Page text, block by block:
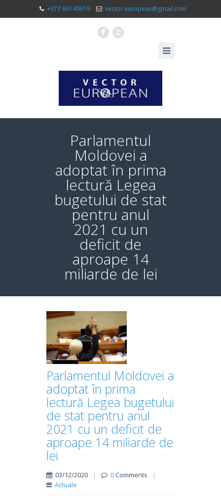
+373 69140619 vector.european@gmail.com
F X
Parlamentul
Moldovei a
adoptat în prima
lectură Legea
bugetului de stat
pentru anul
2021 cu un
deficit de
aproape 14
miliarde de lei
Parlamentul Moldovei a
adoptat în prima
lectură Legea bugetului
de stat pentru anul
2021 cu un deficit de
aproape 14 miliarde de
lei
03/12/2020 | 0Comments
|
Actuale